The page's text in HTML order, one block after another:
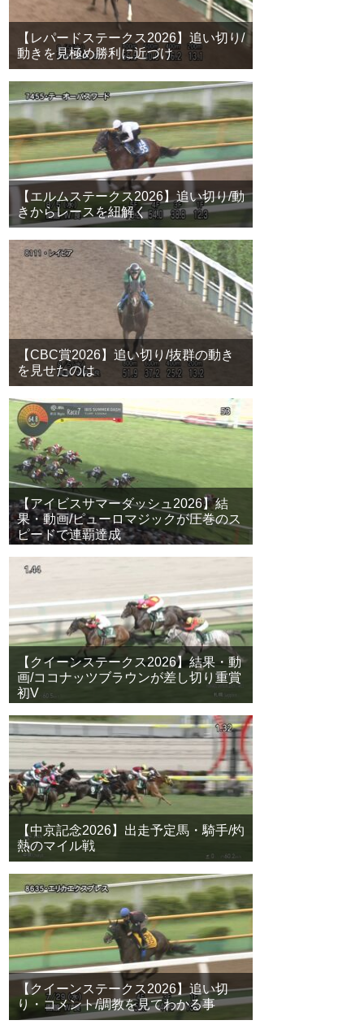
【レパードステークス2026】追い切り/
動きを見極め勝利に近づけ
【エルムステークス2026】追い切り/動
きからレースを紐解く
【CBC賞2026】追い切り/抜群の動き
を見せたのは
【アイビスサマーダッシュ2026】結
果・動画/ピューロマジックが圧巻のス
ピードで連覇達成
【クイーンステークス2026】結果・動
画/ココナッツブラウンが差し切り重賞
初V
【中京記念2026】出走予定馬・騎手/灼
熱のマイル戦
【クイーンステークス2026】追い切
り・コメント/調教を見てわかる事